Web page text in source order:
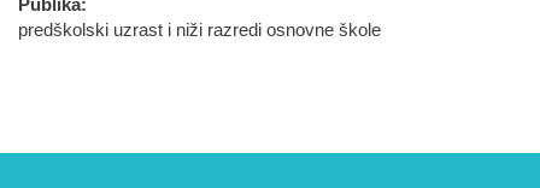
Publika:
predškolski uzrast i niži razredi osnovne škole